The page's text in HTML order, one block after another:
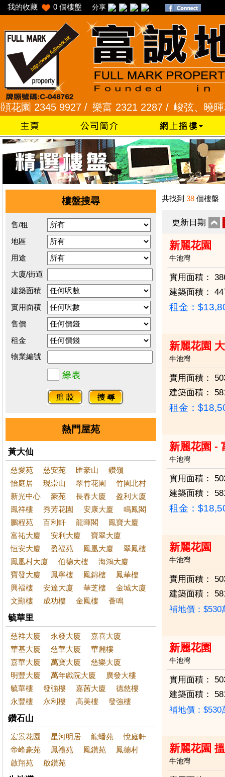
我的收藏 0 個樓盤 分享
2345 9927 /樂富 2321 2287 /峻弦、曉暉花
樓盤搜尋
售/租
地區
用途
大廈/街道
建築面積
實用面積
售價
租金
物業編號
熱門屋苑
黃大仙
慈愛苑 慈安苑 匯豪山
鑽嶺
怡庭居
現崇山 翠竹花園
竹園北村
新光中心
豪苑 長春大廈
盈利大廈
鳳祥樓
秀芳花園 安康大廈
鳴鳳閣
鵬程苑
百利軒 龍暉閣
鳳寶大廈
富祐大廈
安利大廈
寶翠大廈
恒安大廈
盈福苑 鳳凰大廈
翠鳳樓
鳳凰村大廈
伯德大樓
海鴻大廈
寶發大廈
鳳寧樓 鳳錦樓
鳳華樓
興福樓
安達大廈 華芝樓
金城大廈
文顯樓
成功樓 金鳳樓 薈鳴
毓華里
慈祥大廈 永發大廈
嘉喜大廈
華基大廈
慈華大廈
華麗樓
嘉華大廈
萬寶大廈
慈樂大廈
明豐大廈
萬年戲院大廈
廣發大樓
毓華樓
發強樓 嘉茜大廈
德慈樓
永豐樓
永利樓 高美樓 發強樓
鑽石山
宏景花園 星河明居 龍蟠苑
悅庭軒
帝峰豪苑
鳳禮苑 鳳鑽苑
鳳德村
啟翔苑
啟鑽苑
共找到 38 個樓盤
更新日期
新麗花園
牛池灣
實用面積：
建築面積：
租金：
新麗花園
牛池灣
實用面積：
建築面積：
租金：
新麗花園 -
牛池灣
實用面積：
建築面積：
租金：
新麗花園
牛池灣
實用面積：
建築面積：
補地價：
新麗花園
牛池灣
實用面積：
建築面積：
補地價：
新麗花園
牛池灣